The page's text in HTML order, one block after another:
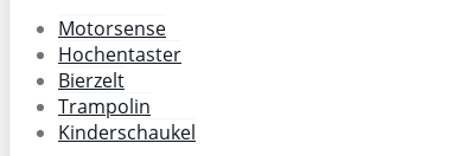
Motorsense
Hochentaster
Bierzelt
Trampolin
Kinderschaukel